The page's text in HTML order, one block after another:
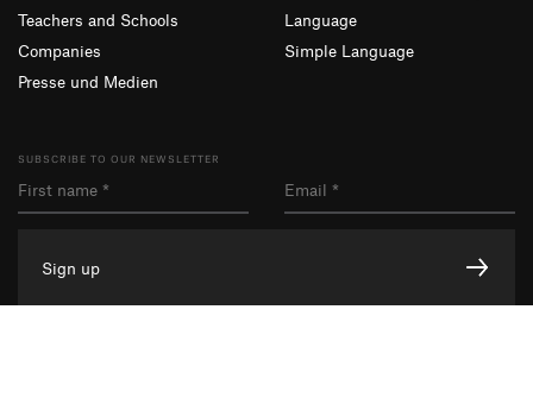
Teachers and Schools
Companies
Presse und Medien
Language
Simple Language
SUBSCRIBE TO OUR NEWSLETTER
Sign up